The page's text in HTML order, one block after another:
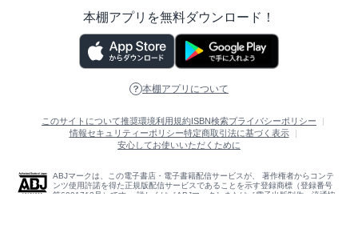
本棚アプリを無料ダウンロード！
本棚アプリについて
このサイトについて推奨環境利用規約 ISBN検索プライバシーポリシー
情報セキュリティーポリシー特定商取引法に基づく表示
安心してお使いいただくために
ABJマークは、この電子書店・電子書籍配信サービスが、 著作権者からコンテ
ンツ使用許諾を得た正規版配信サービスであることを示す登録商標（登録番号
第6091713号）です。 詳しくは［ABJマーク］または［電子出版制作・流通協